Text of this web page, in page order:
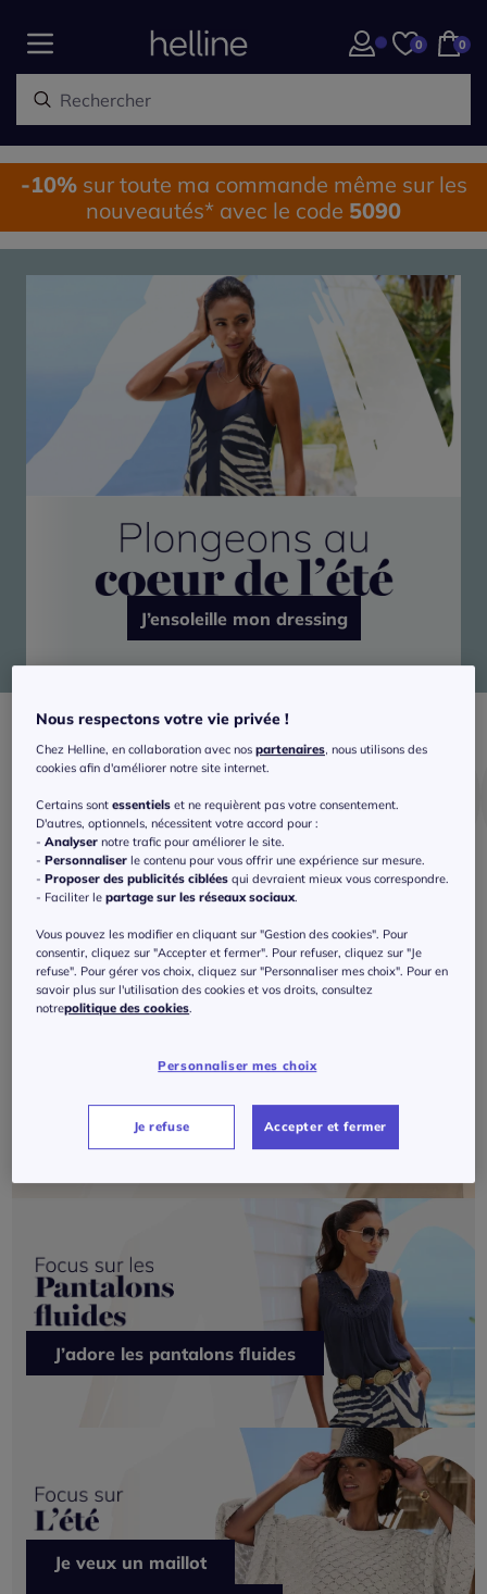
0 0
-10%sur toute ma commande même sur les
nouveautés* avec le code 5090
J’ensoleille mon dressing
Bain Shorts T-shirts
J’adore les pantalons fluides
Je veux un maillot
Nous respectons votre vie privée !
Chez Helline, en collaboration avec nospartenaires , nous utilisons des
cookies afin d'améliorer notre site internet.
Certains sontessentiels et ne requièrent pas votre consentement.
D'autres, optionnels, nécessitent votre accord pour :
-Analyser notre trafic pour améliorer le site.
-Personnaliser le contenu pour vous offrir une expérience sur mesure.
-Proposer des publicités ciblées qui devraient mieux vous correspondre.
- Faciliter lepartage sur les réseaux sociaux
Vous pouvez les modifier en cliquant sur "Gestion des cookies". Pour
consentir, cliquez sur "Accepter et fermer". Pour refuser, cliquez sur "Je
refuse". Pour gérer vos choix, cliquez sur "Personnaliser mes choix". Pour en
savoir plus sur l'utilisation des cookies et vos droits, consultez
notrepolitique des cookies
Personnaliser mes choix
Je refuse Accepter et fermer